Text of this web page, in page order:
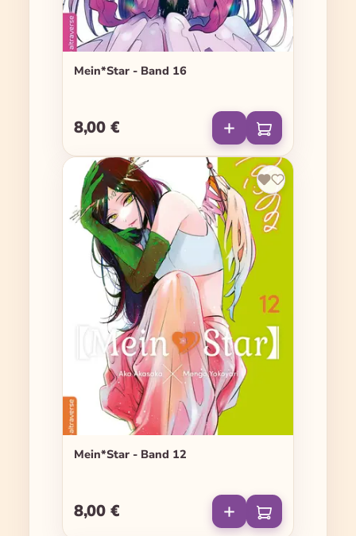
Mein*Star - Band 16
Regulärer Preis:
8,00 €
Mein*Star - Band 12
Regulärer Preis:
8,00 €